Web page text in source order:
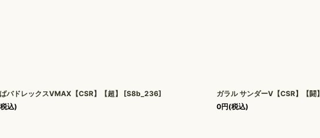
バドレックスVMAX【CSR】【超】 [S8b_236]
込)
ガラル サンダーV【CSR】【闘】
0円(税込)